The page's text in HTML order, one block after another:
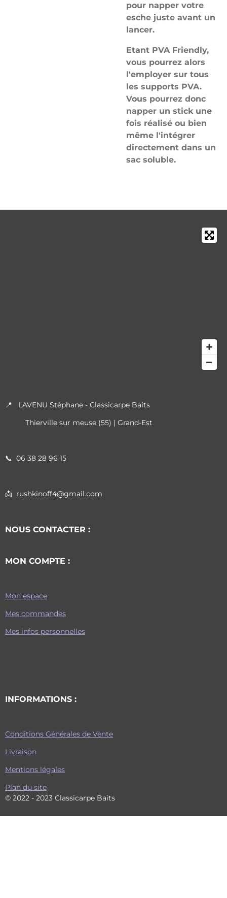
pour napper votre
esche juste avant un
lancer.
Etant PVA Friendly,
vous pourrez alors
l'employer sur tous
les supports PVA.
Vous pourrez donc
napper un stick une
fois réalisé ou bien
même l'intégrer
directement dans un
sac soluble.
📍 LAVENU Stéphane - Classicarpe Baits
Thierville sur meuse (55) | Grand-Est
📞 06 38 28 96 15
📩 rushkinoff4@gmail.com
NOUS CONTACTER :
MON COMPTE :
Mon espace
Mes commandes
Mes infos personnelles
INFORMATIONS :
Conditions Générales de Vente
Livraison
Mentions légales
Plan du site
© 2022 - 2023 Classicarpe Baits